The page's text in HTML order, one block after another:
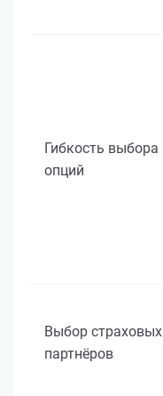
Гибкость выбора
опций
Выбор страховых
партнёров